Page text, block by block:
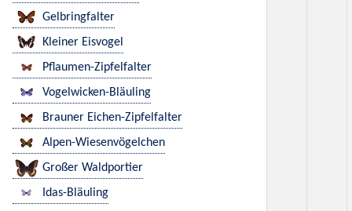
Gelbringfalter
Kleiner Eisvogel
Pflaumen-Zipfelfalter
Vogelwicken-Bläuling
Brauner Eichen-Zipfelfalter
Alpen-Wiesenvögelchen
Großer Waldportier
Idas-Bläuling